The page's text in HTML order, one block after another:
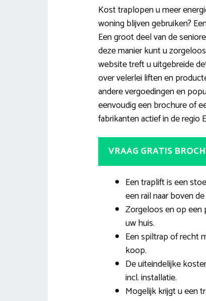
Kost traplopen u meer
woning blijven gebruiken?
Een groot deel van de
deze manier kunt u
website treft u uitgebreide
over velerlei liften en
andere vergoedingen en
eenvoudig een brochure of
fabrikanten actief in de regio
VRAAG GRATIS
Een traplift is een
een rail naar boven
Zorgeloos en op een
uw huis.
Een spiltrap of recht
koop.
De uiteindelijke
incl. installatie.
Mogelijk krijgt u een